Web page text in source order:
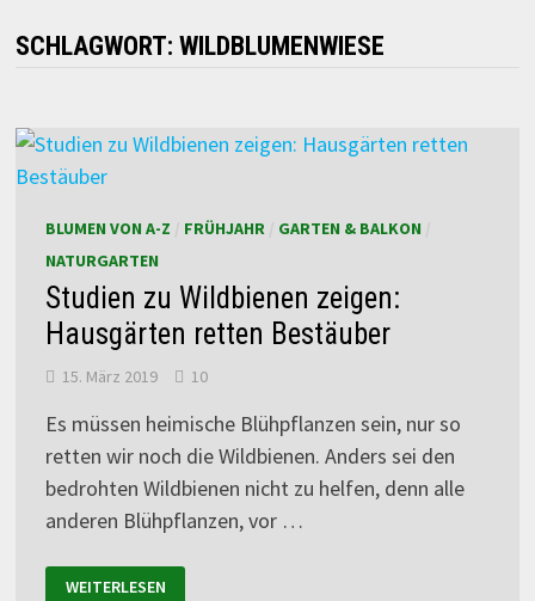
SCHLAGWORT: WILDBLUMENWIESE
BLUMEN VON A-Z FRÜHJAHR/ GARTEN & BALKON
NATURGARTEN
Studien zu Wildbienen zeigen:
Hausgärten retten Bestäuber
15. März 2019 10
Es müssen heimische Blühpflanzen sein, nur so
retten wir noch die Wildbienen. Anders sei den
bedrohten Wildbienen nicht zu helfen, denn alle
anderen Blühpflanzen, vor …
WEITERLESEN